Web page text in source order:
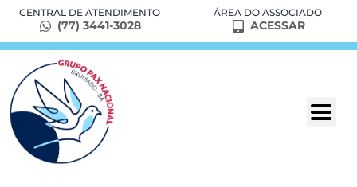
CENTRAL DE ATENDIMENTO
(77) 3441-3028
ÁREA DO ASSOCIADO
ACESSAR